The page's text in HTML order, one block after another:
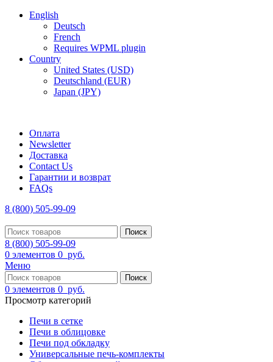
English
Deutsch
French
Requires WPML plugin
Country
United States (USD)
Deutschland (EUR)
Japan (JPY)
Оплата
Newsletter
Доставка
Contact Us
Гарантии и возврат
FAQs
8 (800) 505-99-09
Поиск
8 (800) 505-99-09
0 элементов 0 руб.
Меню
Поиск
0 элементов 0 руб.
Просмотр категорий
Печи в сетке
Печи в облицовке
Печи под обкладку
Универсальные печь-комплекты